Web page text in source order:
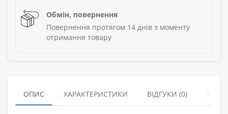
Обмін, повернення
Повернення протягом 14 днів з моменту
отримання товару
ОПИС ХАРАКТЕРИСТИКИ ВІДГУКИ (0)